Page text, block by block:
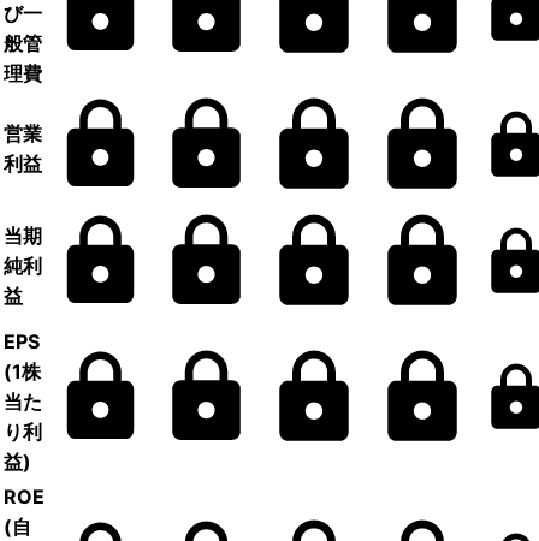
び一
般管
理費
営業
利益
当期
純利
益
EPS
(1株
当た
り利
益)
ROE
(自